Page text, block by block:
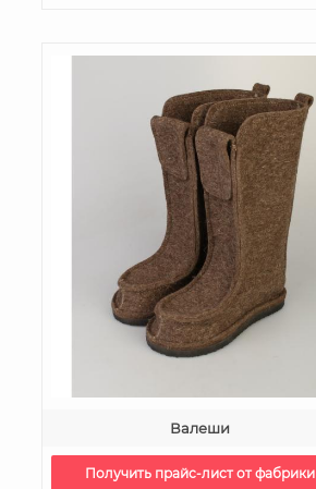
Валеши
Получить прайс-лист от фабрики